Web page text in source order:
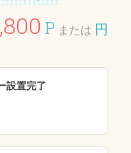
P または 円
設置完了